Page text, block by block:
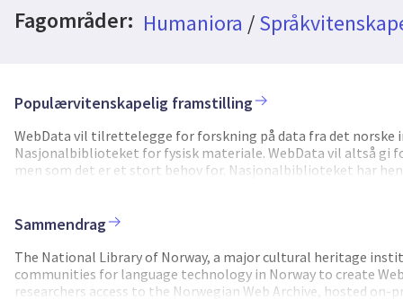
Fagområder: Humaniora /
Populærvitenskapelig framstilling
WebData vil tilrettelegge for forskning på data fra det
Nasjonalbiblioteket for fysisk materiale. WebData vil altså gi
men som det er et stort behov for. Nasjonalbiblioteket har
nettet, slik at det er blitt viktigere å kunne forske på data
i arbeidet med kunstig intelligens og store språkmodeller.
som mulig av høy kvalitet for å støtte opp under
nettet i tråd med gjeldende lovverk. Det vil gis åpen tilgang
materiale utgitt med og uten ansvarlig redaktør. Vi vil ta i
Sammendrag
The National Library of Norway, a major cultural heritage
communities for language technology in Norway to create
researchers access to the Norwegian Web Archive, hosted